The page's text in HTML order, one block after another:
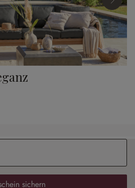
sichern